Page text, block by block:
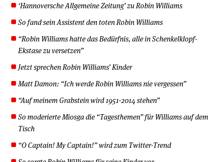
‘Hannoversche Allgemeine Zeitung’ zu Robin Williams
So fand sein Assistent den toten Robin Williams
“Robin Williams hatte das Bedürfnis, alle in Schenkelklopf-
Ekstase zu versetzen”
Jetzt sprechen Robin Williams’ Kinder
Matt Damon: “Ich werde Robin Williams nie vergessen”
“Auf meinem Grabstein wird 1951-2014 stehen”
So moderierte Miosga die “Tagesthemen” für Williams auf dem
Tisch
“O Captain! My Captain!” wird zum Twitter-Trend